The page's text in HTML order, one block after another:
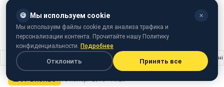
спутниковое вещание
Главная Шоу бизнес "Їх поважають": Лоза несподівано визнав
ШОУ БИЗНЕС 18 ноября 2016 · 19:29
🍪 Мы используем cookie ✕
Мы используем файлы cookie для анализа трафика и
персонализации контента. Прочитайте нашу Политику
конфиденциальности. Подробнее
Отклонить Принять все